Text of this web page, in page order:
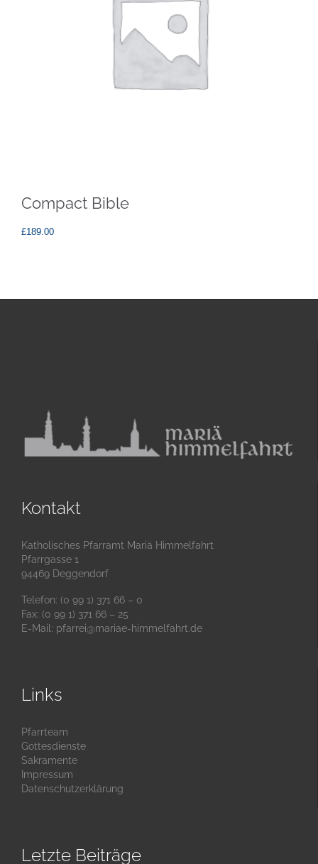
Compact Bible
£189.00
Kontakt
Katholisches Pfarramt Mariä Himmelfahrt
Pfarrgasse 1
94469 Deggendorf
Telefon: (0 99 1) 371 66 – 0
Fax: (0 99 1) 371 66 – 25
E-Mail: pfarrei@mariae-himmelfahrt.de
Links
Pfarrteam
Gottesdienste
Sakramente
Impressum
Datenschutzerklärung
Letzte Beiträge